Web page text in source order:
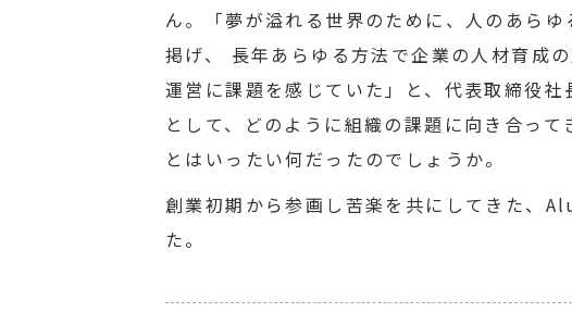
ん。「夢が溢れる世界のために、人のあら
掲げ、 長年あらゆる方法で企業の人材育成
運営に課題を感じていた」と、代表取締役
として、どのように組織の課題に向き合っ
とはいったい何だったのでしょうか。
創業初期から参画し苦楽を共にしてきた、
た。